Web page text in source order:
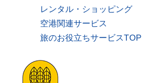
レンタル・ショッピング
空港関連サービス
旅のお役立ちサービスTOP